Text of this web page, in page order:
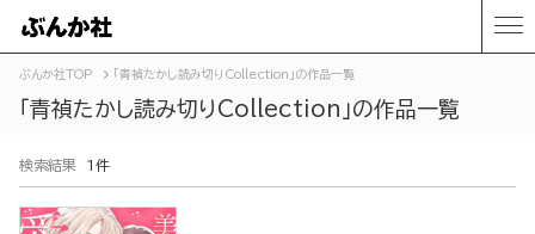
ぶんか社TOP 「青禎たかし読み切りCollection」の作品一覧
「青禎たかし読み切りCollection」の作品一覧
検索結果 1件